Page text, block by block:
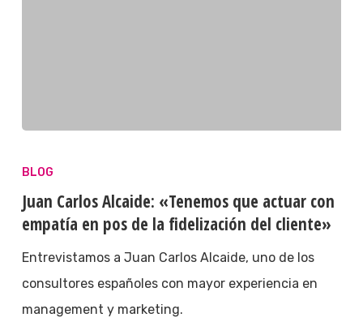
BLOG
Juan Carlos Alcaide: «Tenemos que actuar con
empatía en pos de la fidelización del cliente»
Entrevistamos a Juan Carlos Alcaide, uno de los
consultores españoles con mayor experiencia en
management y marketing.